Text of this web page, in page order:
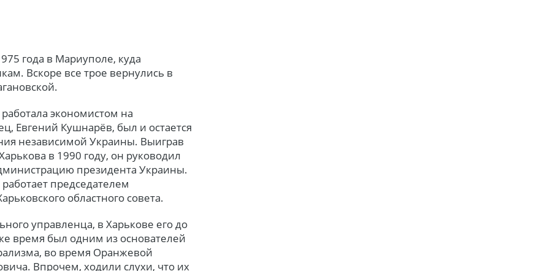
года в Мариуполе, куда
Вскоре все трое вернулись в
экономистом на
Евгений Кушнарёв, был и остается
независимой Украины. Выиграв
в 1990 году, он руководил
президента Украины.
председателем
областного совета.
управленца, в Харькове его до
время был одним из основателей
во время Оранжевой
Впрочем, ходили слухи, что их